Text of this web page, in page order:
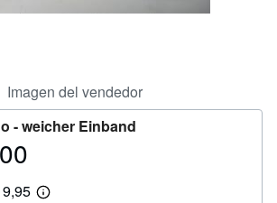
Imagen del vendedor
-weicher Einband
Más